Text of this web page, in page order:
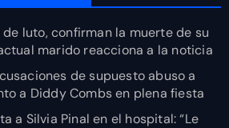
luto, confirman la muerte de su
marido reacciona a la noticia
de supuesto abuso a
a Diddy Combs en plena fiesta
a Silvia Pinal en el hospital: “Le